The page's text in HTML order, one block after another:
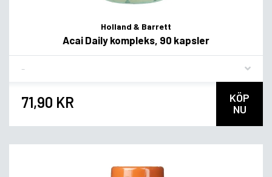
Holland & Barrett
Acai Daily kompleks, 90 kapsler
71,90 KR
KÖP
NU